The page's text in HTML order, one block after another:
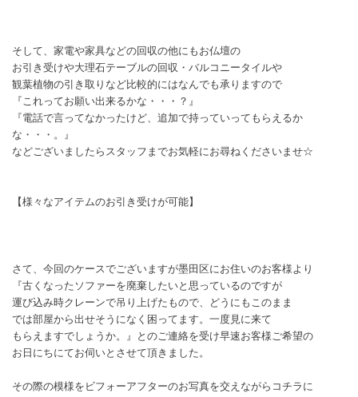
そして、家電や家具などの回収の他にもお仏壇の
お引き受けや大理石テーブルの回収・バルコニータイルや
観葉植物の引き取りなど比較的にはなんでも承りますので
『これってお願い出来るかな・・・？』
『電話で言ってなかったけど、追加で持っていってもらえるか
な・・・。』
などございましたらスタッフまでお気軽にお尋ねくださいませ☆
【様々なアイテムのお引き受けが可能】
さて、今回のケースでございますが墨田区にお住いのお客様より
『古くなったソファーを廃棄したいと思っているのですが
運び込み時クレーンで吊り上げたもので、どうにもこのまま
では部屋から出せそうになく困ってます。一度見に来て
もらえますでしょうか。』とのご連絡を受け早速お客様ご希望の
お日にちにてお伺いとさせて頂きました。
その際の模様をビフォーアフターのお写真を交えながらコチラに